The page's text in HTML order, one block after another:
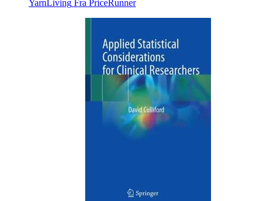
YarnLiving Fra PriceRunner